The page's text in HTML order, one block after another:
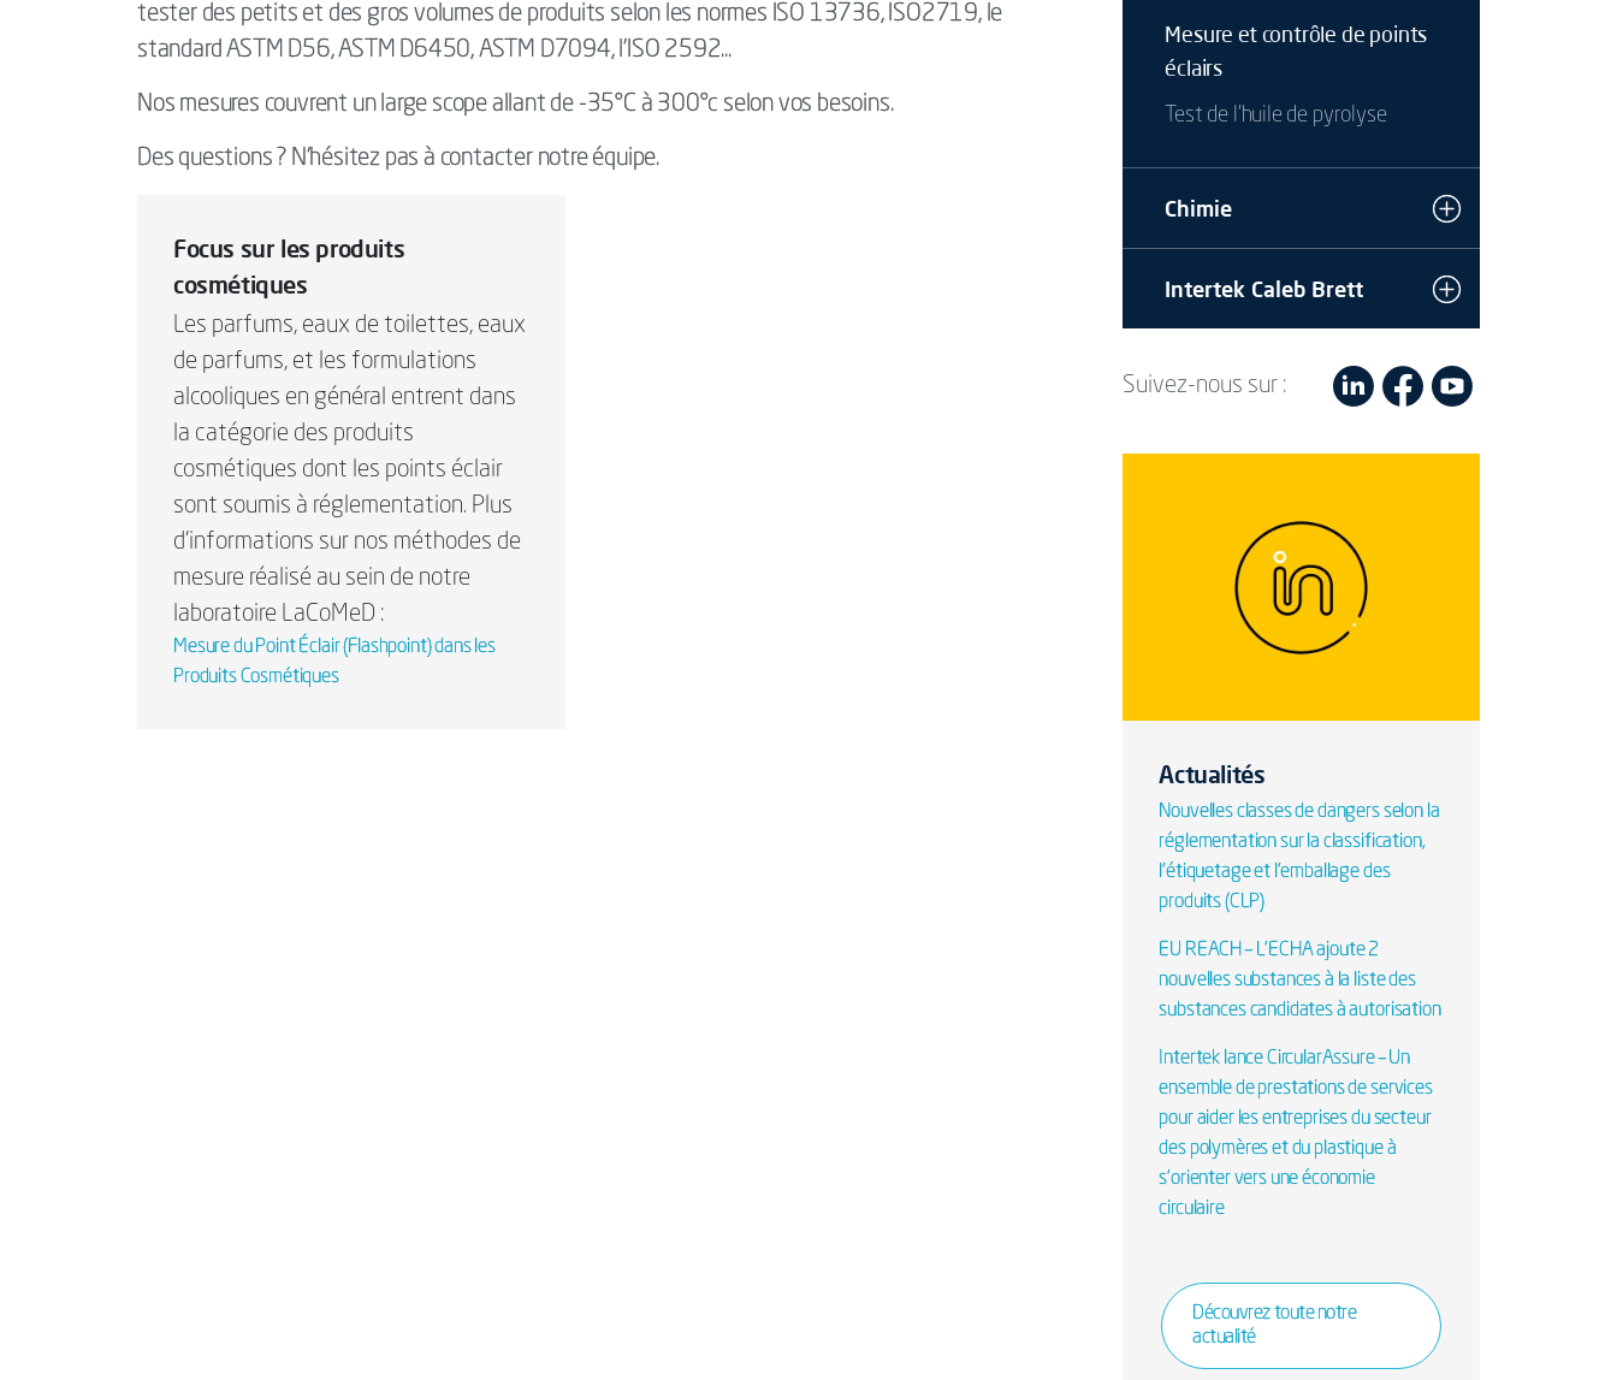
tester des petits et des gros volumes de produits selon les normes ISO 13736, ISO2719, le
standard ASTM D56, ASTM D6450, ASTM D7094, l’ISO 2592...
Nos mesures couvrent un large scope allant de -35°C à 300°c selon vos besoins.
Des questions ? N'hésitez pas à contacter notre équipe.
Focus sur les produits
cosmétiques
Les parfums, eaux de toilettes, eaux
de parfums, et les formulations
alcooliques en général entrent dans
la catégorie des produits
cosmétiques dont les points éclair
sont soumis à réglementation. Plus
d'informations sur nos méthodes de
mesure réalisé au sein de notre
laboratoire LaCoMeD :
Mesure du Point Éclair (Flashpoint) dans les
Produits Cosmétiques
Mesure et contrôle de points
éclairs
Test de l’huile de pyrolyse
Chimie
Intertek Caleb Brett
Suivez-nous sur :
Actualités
Nouvelles classes de dangers selon la
réglementation sur la classification,
l'étiquetage et l'emballage des
produits (CLP)
EU REACH – L'ECHA ajoute 2
nouvelles substances à la liste des
substances candidates à autorisation
Intertek lance CircularAssure – Un
ensemble de prestations de services
pour aider les entreprises du secteur
des polymères et du plastique à
s’orienter vers une économie
circulaire
Découvrez toute notre
actualité